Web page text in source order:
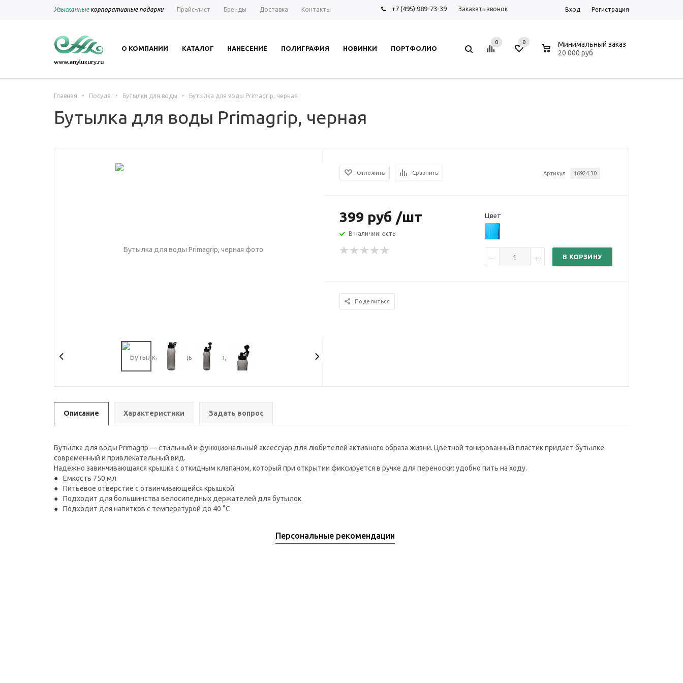
Изысканныекорпоративные подарки Прайс-лист Бренды Доставка Контакты +7 (495) 989-73-39 Заказать звонок Вход Регистрация
О КОМПАНИИ КАТАЛОГ НАНЕСЕНИЕ ПОЛИГРАФИЯ НОВИНКИ ПОРТФОЛИО
0 0
Минимальный заказ
20 000 руб
Главная - Посуда - Бутылки для воды - Бутылка для воды Primagrip, черная
Бутылка для воды Primagrip, черная
Артикул 16924.30
Отложить Сравнить
399 руб /шт
В наличии: есть
Цвет
В КОРЗИНУ
Поделиться
Описание Характеристики Задать вопрос
Бутылка для воды Primagrip — стильный и функциональный аксессуар для любителей активного образа жизни. Цветной тонированный пластик придает бутылке
современный и привлекательный вид.
Надежно завинчивающаяся крышка с откидным клапаном, который при открытии фиксируется в ручке для переноски: удобно пить на ходу.
Емкость 750 мл
Питьевое отверстие с отвинчивающейся крышкой
Подходит для большинства велосипедных держателей для бутылок
Подходит для напитков с температурой до 40 °C
Персональные рекомендации